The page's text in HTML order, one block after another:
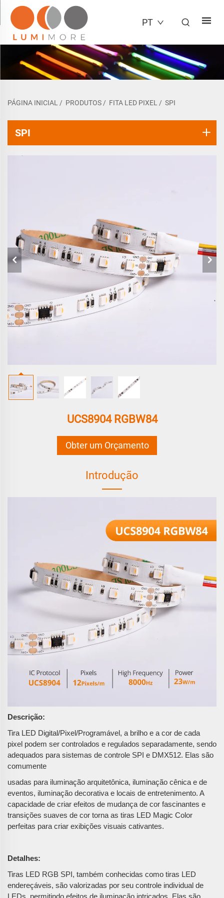
PT
PÁGINA INICIAL / PRODUTOS / FITA LED PIXEL / SPI
SPI
UCS8904 RGBW84
Obter um Orçamento
Introdução
Descrição:
Tira LED Digital/Pixel/Programável, a brilho e a cor de cada
pixel podem ser controlados e regulados separadamente, sendo
adequados para sistemas de controle SPI e DMX512. Elas são
comumente
usadas para iluminação arquitetônica, iluminação cênica e de
eventos, iluminação decorativa e locais de entretenimento. A
capacidade de criar efeitos de mudança de cor fascinantes e
transições suaves de cor torna as tiras LED Magic Color
perfeitas para criar exibições visuais cativantes.
Detalhes:
Tiras LED RGB SPI, também conhecidas como tiras LED
endereçáveis, são valorizadas por seu controle individual de
LEDs, permitindo efeitos de iluminação intricados. Elas são